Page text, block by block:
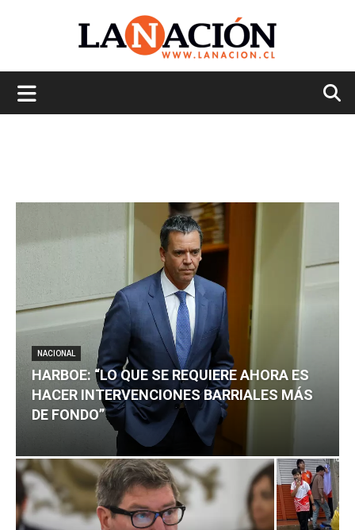
NACIONAL
HARBOE: “LO QUE SE REQUIERE AHORA ES
HACER INTERVENCIONES BARRIALES MÁS
DE FONDO”